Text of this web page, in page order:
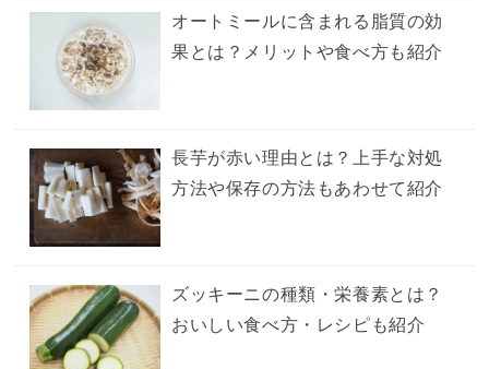
オートミールに含まれる脂質の効
果とは？メリットや食べ方も紹介
長芋が赤い理由とは？上手な対処
方法や保存の方法もあわせて紹介
ズッキーニの種類・栄養素とは？
おいしい食べ方・レシピも紹介